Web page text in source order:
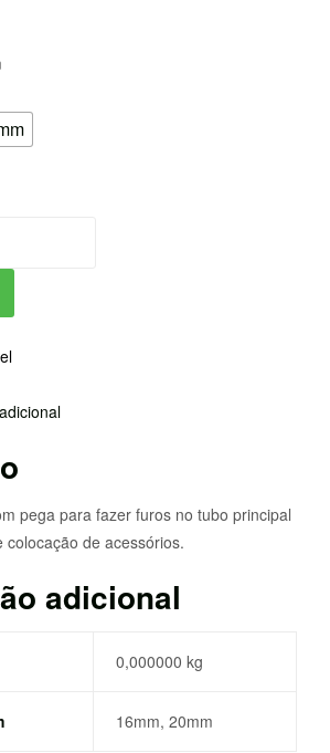
pega para fazer furos no tubo principal
de acessórios.
adicional
0,000000 kg
16mm, 20mm